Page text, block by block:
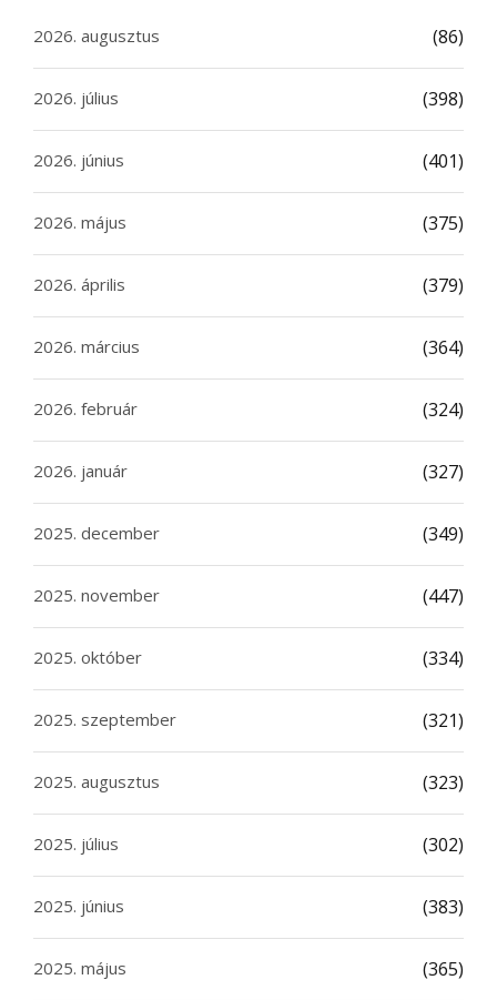
2026. augusztus (86)
2026. július (398)
2026. június (401)
2026. május (375)
2026. április (379)
2026. március (364)
2026. február (324)
2026. január (327)
2025. december (349)
2025. november (447)
2025. október (334)
2025. szeptember (321)
2025. augusztus (323)
2025. július (302)
2025. június (383)
2025. május (365)